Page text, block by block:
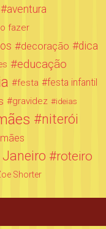
aventura
fazer
decoração dica
educação
festa festa infantil
gravidez ideias
niterói
Janeiro roteiro
Shorter